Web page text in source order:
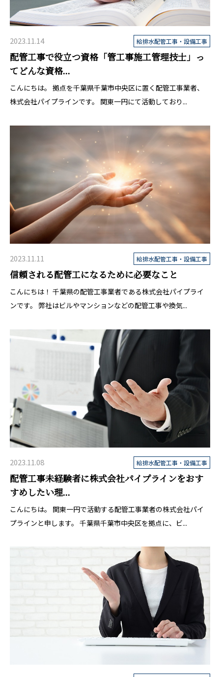
2023.11.14 給排水配管工事・設備工事
配管工事で役立つ資格「管工事施工管理技士」っ
てどんな資格...
こんにちは。 拠点を千葉県千葉市中央区に置く配管工事業者、
株式会社パイプラインです。 関東一円にて活動しており...
2023.11.11 給排水配管工事・設備工事
信頼される配管工になるために必要なこと
こんにちは！ 千葉県の配管工事業者である株式会社パイプライ
ンです。 弊社はビルやマンションなどの配管工事や換気...
2023.11.08 給排水配管工事・設備工事
配管工事未経験者に株式会社パイプラインをおす
すめしたい理...
こんにちは。 関東一円で活動する配管工事業者の株式会社パイ
プラインと申します。 千葉県千葉市中央区を拠点に、ビ...